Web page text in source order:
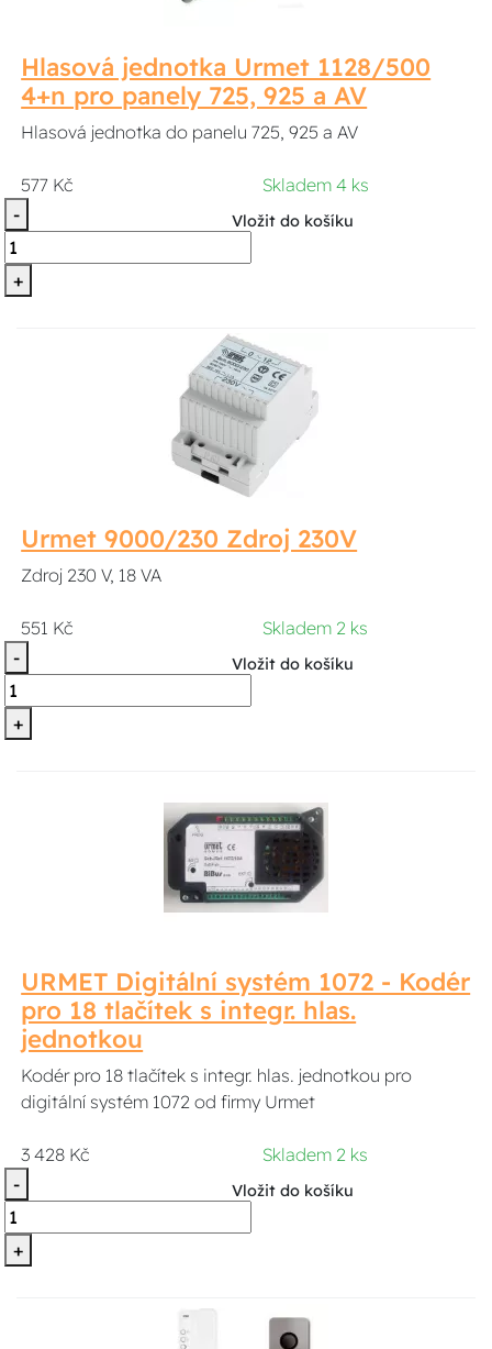
Hlasová jednotka Urmet 1128/500
4+n pro panely 725, 925 a AV
Hlasová jednotka do panelu 725, 925 a AV
577 Kč
Skladem 4 ks
-
+
Vložit do košíku
Urmet 9000/230 Zdroj 230V
Zdroj 230 V, 18 VA
551 Kč
Skladem 2 ks
-
+
Vložit do košíku
URMET Digitální systém 1072 - Kodér
pro 18 tlačítek s integr. hlas.
jednotkou
Kodér pro 18 tlačítek s integr. hlas. jednotkou pro
digitální systém 1072 od firmy Urmet
3 428 Kč
Skladem 2 ks
-
+
Vložit do košíku